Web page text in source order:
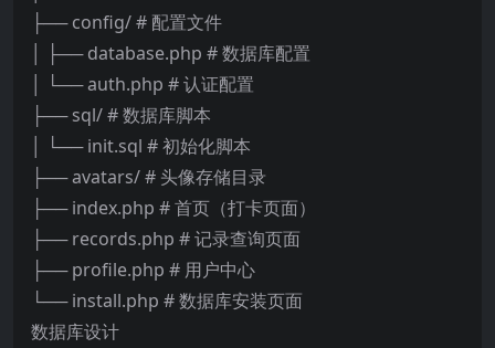
├── config/ # 配置文件
│ ├── database.php # 数据库配置
│ └── auth.php # 认证配置
├── sql/ # 数据库脚本
│ └── init.sql # 初始化脚本
├── avatars/ # 头像存储目录
├── index.php # 首页（打卡页面）
├── records.php # 记录查询页面
├── profile.php # 用户中心
└── install.php # 数据库安装页面
数据库设计